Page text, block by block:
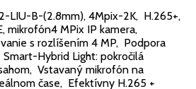
LIU-B-(2.8mm), 4Mpix-2K, H.265+,
mikrofón4 MPix IP kamera,
s rozlíšením 4 MP, Podpora
Hybrid Light: pokročilá
Vstavaný mikrofón na
čase, Efektívny H.265 +